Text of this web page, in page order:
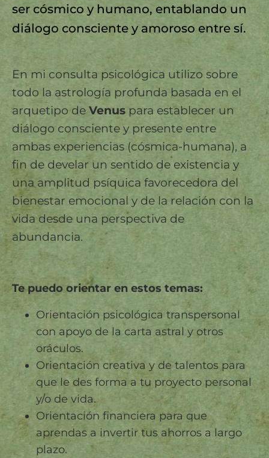
ser cósmico y humano, entablando un
diálogo consciente y amoroso entre sí.
En mi consulta psicológica utilizo sobre
todo la astrología profunda basada en el
arquetipo de Venus para establecer un
diálogo consciente y presente entre
ambas experiencias (cósmica-humana), a
fin de develar un sentido de existencia y
una amplitud psíquica favorecedora del
bienestar emocional y de la relación con la
vida desde una perspectiva de
abundancia.
Te puedo orientar en estos temas:
Orientación psicológica transpersonal
con apoyo de la carta astral y otros
oráculos.
Orientación creativa y de talentos para
que le des forma a tu proyecto personal
y/o de vida.
Orientación financiera para que
aprendas a invertir tus ahorros a largo
plazo.